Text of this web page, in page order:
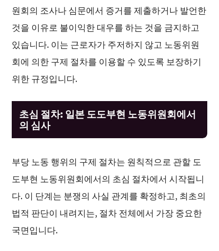
원회의 조사나 심문에서 증거를 제출하거나 발언한
것을 이유로 불이익한 대우를 하는 것을 금지하고
있습니다. 이는 근로자가 주저하지 않고 노동위원
회에 의한 구제 절차를 이용할 수 있도록 보장하기
위한 규정입니다.
초심 절차: 일본 도도부현 노동위원회에서
의 심사
부당 노동 행위의 구제 절차는 원칙적으로 관할 도
도부현 노동위원회에서의 초심 절차에서 시작됩니
다. 이 단계는 분쟁의 사실 관계를 확정하고, 최초의
법적 판단이 내려지는, 절차 전체에서 가장 중요한
국면입니다.